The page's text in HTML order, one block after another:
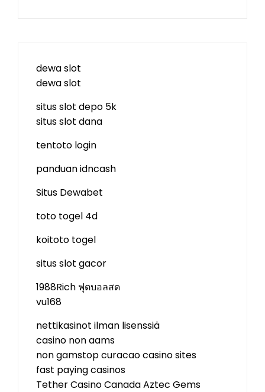
dewa slot
dewa slot
situs slot depo 5k
situs slot dana
tentoto login
panduan idncash
Situs Dewabet
toto togel 4d
koitoto togel
situs slot gacor
1988Rich ฟุตบอลสด
vu168
nettikasinot ilman lisenssiä
casino non aams
non gamstop curacao casino sites
fast paying casinos
Tether Casino CanadaAztec Gems